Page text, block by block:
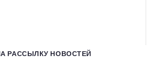
РАССЫЛКУ НОВОСТЕЙ